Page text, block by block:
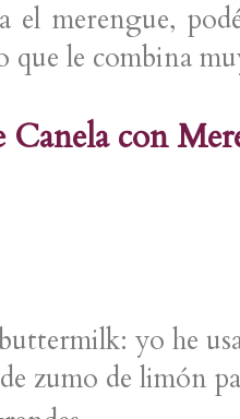
el merengue,
que le combina
Canela con
yo he
zumo de limón